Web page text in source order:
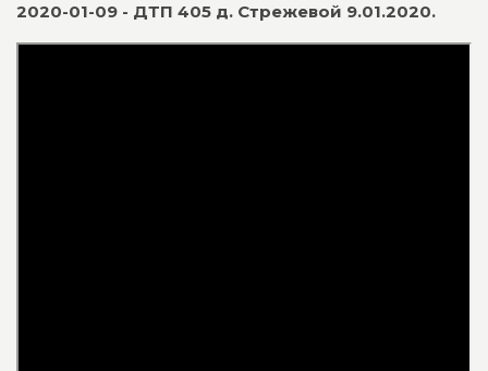
2020-01-09 - ДТП 405 д. Стрежевой 9.01.2020.